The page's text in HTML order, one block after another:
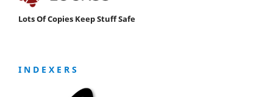
Lots Of Copies Keep Stuff Safe
I N D E X E R S